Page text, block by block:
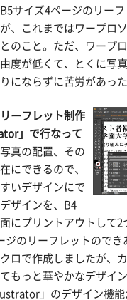
サイズ4ページのリー
、これまではワープロ
のこと。ただ、ワープ
度が低くて、とくに写
にならずに苦労があった
リーフレット制作
」で行なって
真の配置、その
にできるので、
いデザインにで
ザインを、B4
にプリントアウトして2
ジのリーフレットのでき
ロで作成しましたが、
もっと華やかなデザイ
」のデザイン機能